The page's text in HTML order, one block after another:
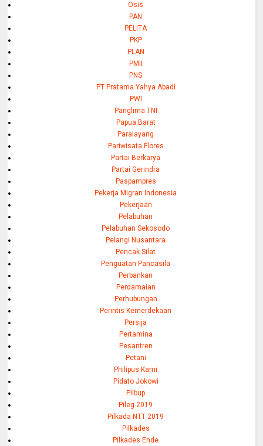
Osis
PAN
PELITA
PKP
PLAN
PMII
PNS
PT Pratama Yahya Abadi
PWI
Panglima TNI
Papua Barat
Paralayang
Pariwisata Flores
Partai Berkarya
Partai Gerindra
Paspampres
Pekerja Migran Indonesia
Pekerjaan
Pelabuhan
Pelabuhan Sekosodo
Pelangi Nusantara
Pencak Silat
Penguatan Pancasila
Perbankan
Perdamaian
Perhubungan
Perintis Kemerdekaan
Persija
Pertamina
Pesantren
Petani
Philipus Kami
Pidato Jokowi
Pilbup
Pileg 2019
Pilkada NTT 2019
Pilkades
Pilkades Ende